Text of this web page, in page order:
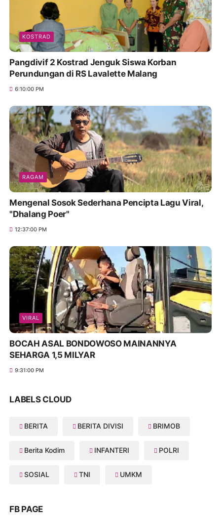
KOSTRAD
Pangdivif 2 Kostrad Jenguk Siswa Korban
Perundungan di RS Lavalette Malang
6:10:00 PM
RAGAM
Mengenal Sosok Sederhana Pencipta Lagu Viral,
"Dhalang Poer"
12:37:00 PM
VIRAL
BOCAH ASAL BONDOWOSO MAINANNYA
SEHARGA 1,5 MILYAR
9:31:00 PM
LABELS CLOUD
BERITA BERITA DIVISI BRIMOB
Berita Kodim INFANTERI POLRI
SOSIAL TNI UMKM
FB PAGE